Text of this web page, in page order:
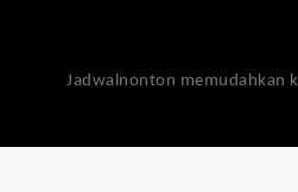
Jadwalnonton memudahkan